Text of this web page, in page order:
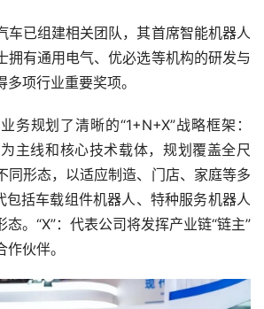
车已组建相关团队，其首席智能机器人
拥有通用电气、优必选等机构的研发与
项行业重要奖项。
务规划了清晰的“1+N+X”战略框架：
主线和核心技术载体，规划覆盖全尺
同形态，以适应制造、门店、家庭等多
包括车载组件机器人、特种服务机器人
。“X”：代表公司将发挥产业链“链主”
伙伴。